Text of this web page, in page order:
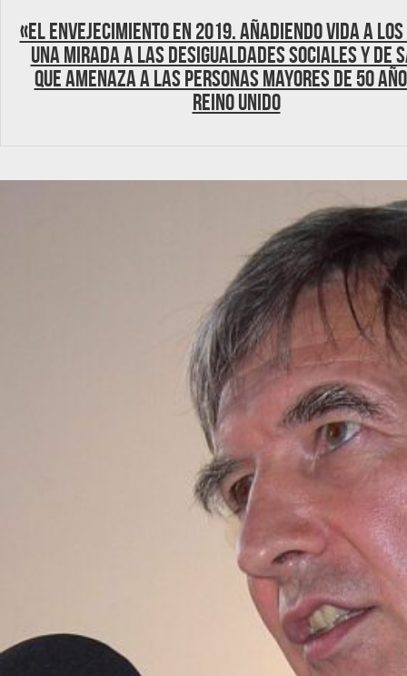
«El envejecimiento en 2019. Añadiendo vida a los
Una mirada a las desigualdades sociales y de
que amenaza a las personas mayores de 50
Reino Unido